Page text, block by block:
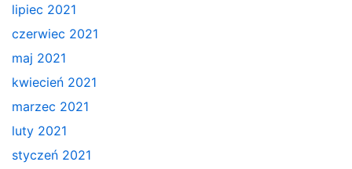
lipiec 2021
czerwiec 2021
maj 2021
kwiecień 2021
marzec 2021
luty 2021
styczeń 2021